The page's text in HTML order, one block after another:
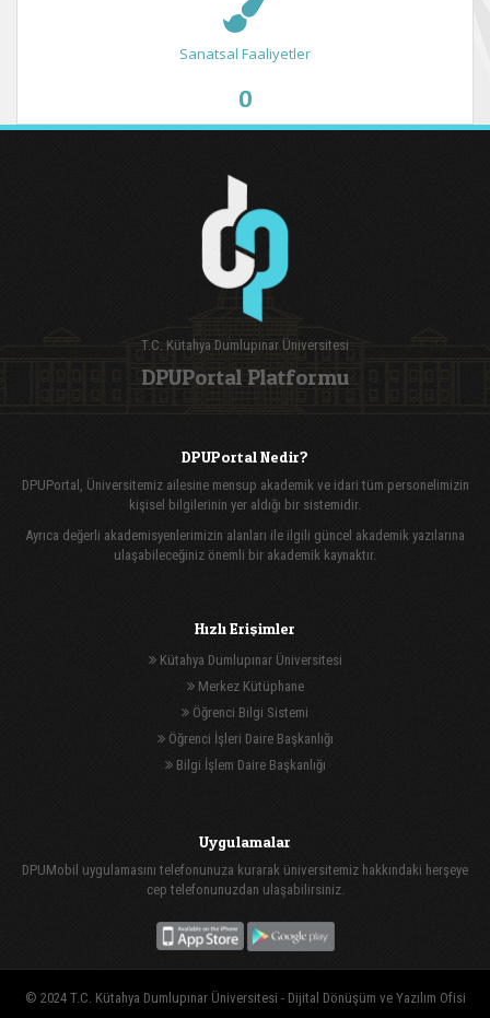
Sanatsal Faaliyetler
0
T.C. Kütahya Dumlupınar Üniversitesi
DPUPortal Platformu
DPUPortal Nedir?
DPUPortal, Üniversitemiz ailesine mensup akademik ve idari tüm personelimizin
kişisel bilgilerinin yer aldığı bir sistemidir.
Ayrıca değerli akademisyenlerimizin alanları ile ilgili güncel akademik yazılarına
ulaşabileceğiniz önemli bir akademik kaynaktır.
Hızlı Erişimler
Kütahya Dumlupınar Üniversitesi
Merkez Kütüphane
Öğrenci Bilgi Sistemi
Öğrenci İşleri Daire Başkanlığı
Bilgi İşlem Daire Başkanlığı
Uygulamalar
DPUMobil uygulamasını telefonunuza kurarak üniversitemiz hakkındaki herşeye
cep telefonunuzdan ulaşabilirsiniz.
© 2024 T.C. Kütahya Dumlupınar Üniversitesi - Dijital Dönüşüm ve Yazılım Ofisi